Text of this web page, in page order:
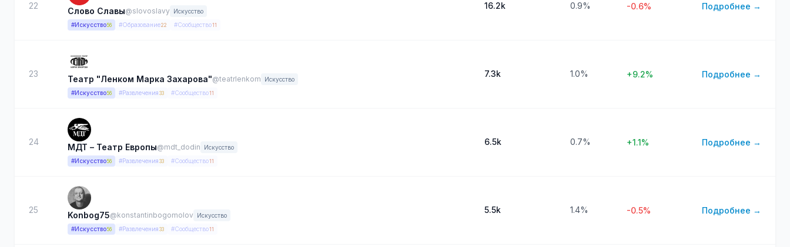
22
Слово Славы@slovoslavy Искусство
#Искусство56 #Образование22 #Сообщество11
16.2k 0.9% -0.6% Подробнее →
23
Театр "Ленком Марка Захарова"@teatrlenkom
Искусство
#Искусство56 #Развлечения 33 #Сообщество11
7.3k 1.0% +9.2% Подробнее →
24
МДТ – Театр Европы@mdt_dodin
Искусство
#Искусство56 #Развлечения 33 #Сообщество11
6.5k 0.7% +1.1% Подробнее →
25
Konbog75@konstantinbogomolov Искусство
#Искусство56 #Развлечения 33 #Сообщество11
5.5k 1.4% -0.5% Подробнее →